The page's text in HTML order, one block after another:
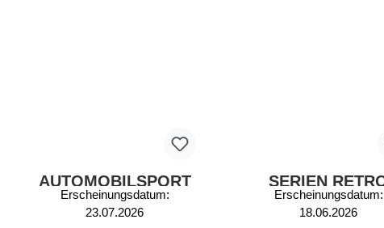
AUTOMOBILSPORT
(DEUTSCH) 49/2026
Erscheinungsdatum:
23.07.2026
SERIEN
3/2026
Erscheinungsdatum:
18.06.2026